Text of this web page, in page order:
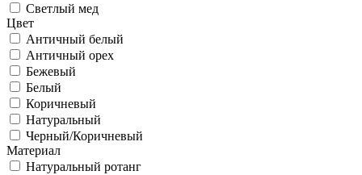
Светлый мед
Цвет
Античный белый
Античный орех
Бежевый
Белый
Коричневый
Натуральный
Черный/Коричневый
Материал
Натуральный ротанг